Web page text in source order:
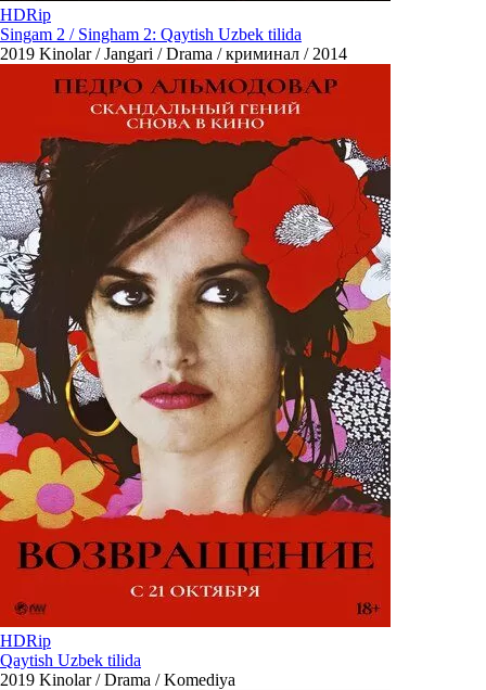
HDRip
Singam 2 / Singham 2: Qaytish Uzbek tilida
2019 Kinolar / Jangari / Drama / криминал / 2014
HDRip
Qaytish Uzbek tilida
2019 Kinolar / Drama / Komediya